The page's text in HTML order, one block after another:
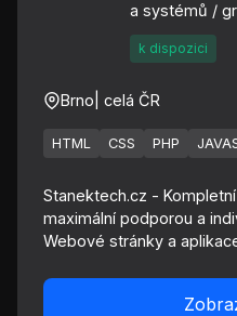
a systémů /
k dispozici
Brno | celá ČR
HTML CSS PHP
Stanektech.cz -
maximální podporou a
Webové stránky a